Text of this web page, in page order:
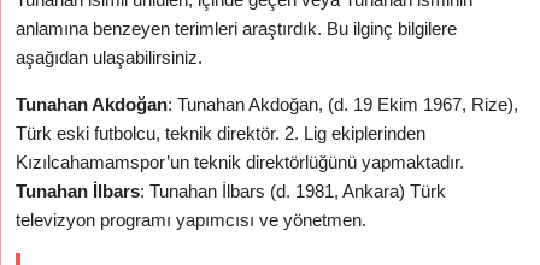
anlamına benzeyen terimleri araştırdık. Bu ilginç bilgilere
aşağıdan ulaşabilirsiniz.
Tunahan Akdoğan: Tunahan Akdoğan, (d. 19 Ekim 1967, Rize),
Türk eski futbolcu, teknik direktör. 2. Lig ekiplerinden
Kızılcahamamspor’un teknik direktörlüğünü yapmaktadır.
Tunahan İlbars: Tunahan İlbars (d. 1981, Ankara) Türk
televizyon programı yapımcısı ve yönetmen.